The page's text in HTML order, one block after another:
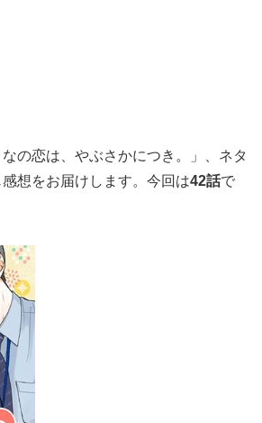
の恋は、やぶさかにつき。」、ネタ
想をお届けします。今回は42話で